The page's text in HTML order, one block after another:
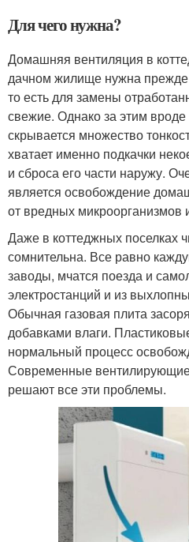
Для чего нужна?
Домашняя вентиляция в
дачном жилище нужна прежде
то есть для замены
свежие. Однако за этим
скрывается множество
хватает именно подкачки
и сброса его части наружу.
является освобождение
от вредных микроорганизмов
Даже в коттеджных поселках
сомнительна. Все равно
заводы, мчатся поезда и
электростанций и из
Обычная газовая плита
добавками влаги.
нормальный процесс
Современные
решают все эти проблемы.